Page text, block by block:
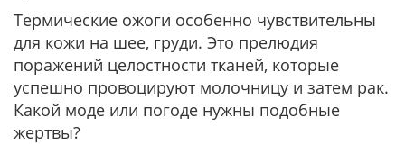
Термические ожоги особенно чувствительны
для кожи на шее, груди. Это прелюдия
поражений целостности тканей, которые
успешно провоцируют молочницу и затем рак.
Какой моде или погоде нужны подобные
жертвы?